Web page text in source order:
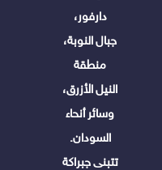
دارفور،
جبال النوبة،
منطقة
النيل الأزرق،
وسائر أنحاء
السودان.
تتبنى جبراكة